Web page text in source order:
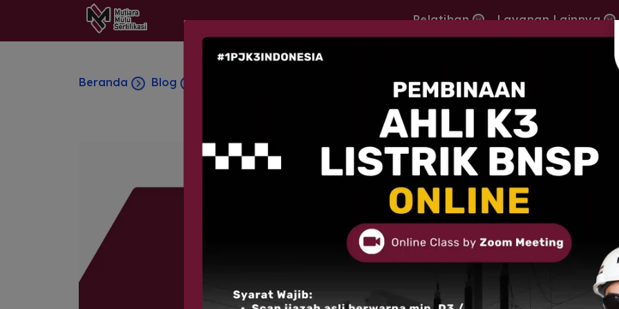
Pelatihan Layanan Lainnya
Beranda Blog Masa Berlaku Sertifikat K3 Kemnaker RI Dan BNSP